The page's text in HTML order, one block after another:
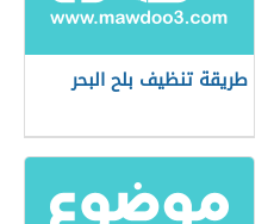
طريقة تنظيف بلح البحر